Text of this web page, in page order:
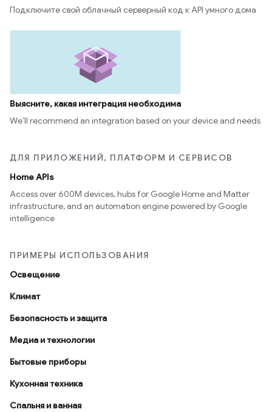
Подключите свой облачный серверный код к API умного дома
Выясните, какая интеграция необходима
We’ll recommend an integration based on your device and needs
ДЛЯ ПРИЛОЖЕНИЙ, ПЛАТФОРМ И СЕРВИСОВ
Home APIs
Access over 600M devices, hubs for Google Home and Matter
infrastructure, and an automation engine powered by Google
intelligence
ПРИМЕРЫ ИСПОЛЬЗОВАНИЯ
Освещение
Климат
Безопасность и защита
Медиа и технологии
Бытовые приборы
Кухонная техника
Спальня и ванная